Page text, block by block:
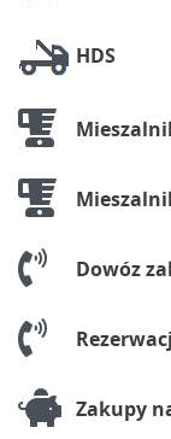
HDS
Dowóz
Zakupy